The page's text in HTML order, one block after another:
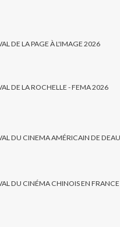
DE LA PAGE À L'IMAGE 2026
DE LA ROCHELLE - FEMA 2026
DU CINEMA AMÉRICAIN DE
DU CINÉMA CHINOIS EN